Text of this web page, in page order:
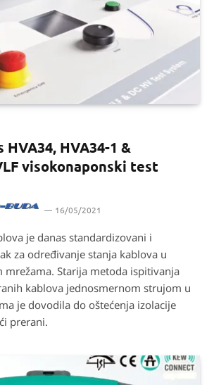
HVA34-1 &
visokonaponski test
16/05/2021
je danas standardizovani i
za određivanje stanja kablova u
mrežama. Starija metoda ispitivanja
kablova jednosmernom strujom u
je dovodila do oštećenja izolacije
prerani.